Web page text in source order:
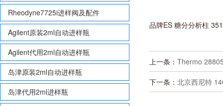
Rheodyne7725i进样阀及配件
Agilent原装2ml自动进样瓶
Agilent代用2ml自动进样瓶
岛津原装2ml自动进样瓶
岛津代用2ml进样瓶
品牌ES 糖分分析柱
上一条： Thermo
下一条： 北京西尼特